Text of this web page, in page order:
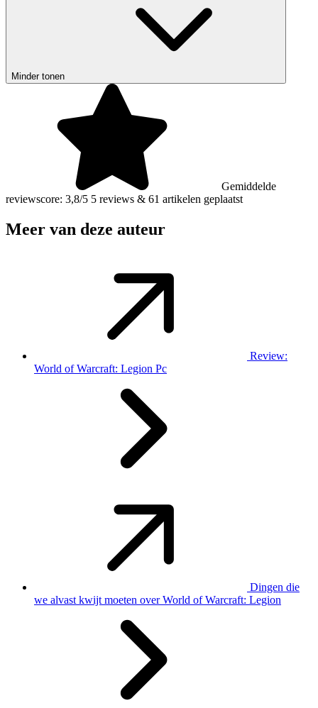
Minder tonen
Gemiddelde
reviewscore: 3,8/5 5 reviews & 61 artikelen geplaatst
Meer van deze auteur
Review:
World of Warcraft: Legion Pc
Dingen die
we alvast kwijt moeten over World of Warcraft: Legion